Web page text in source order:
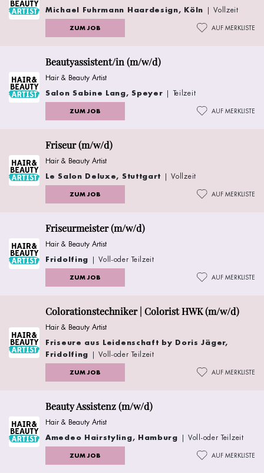
Michael Fuhrmann Haardesign, Köln | Vollzeit
ZUM JOB AUF MERKLISTE
Beautyassistent/in (m/w/d)
Hair & Beauty Artist
Salon Sabine Lang, Speyer | Teilzeit
ZUM JOB AUF MERKLISTE
Friseur (m/w/d)
Hair & Beauty Artist
Le Salon Deluxe, Stuttgart | Vollzeit
ZUM JOB AUF MERKLISTE
Friseurmeister (m/w/d)
Hair & Beauty Artist
Fridolfing | Voll-oder Teilzeit
ZUM JOB AUF MERKLISTE
Colorationstechniker | Colorist HWK (m/w/d)
Hair & Beauty Artist
Friseure aus Leidenschaft by Doris Jäger,
Fridolfing | Voll-oder Teilzeit
ZUM JOB AUF MERKLISTE
Beauty Assistenz (m/w/d)
Hair & Beauty Artist
Amedeo Hairstyling, Hamburg | Voll-oder Teilzeit
ZUM JOB AUF MERKLISTE